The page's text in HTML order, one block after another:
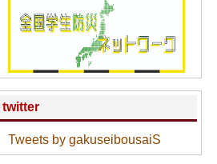
twitter
Tweets by gakuseibousaiS